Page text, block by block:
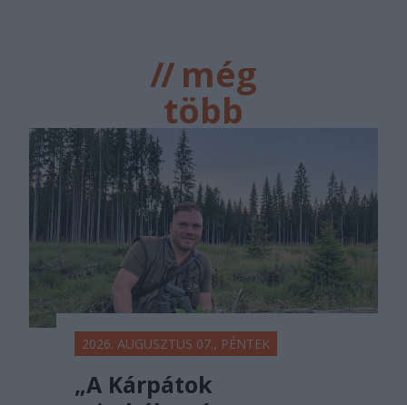
//még
több
főtér.ro
2026. AUGUSZTUS 07., PÉNTEK
„A Kárpátok